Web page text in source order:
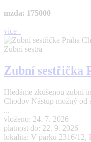
mzda: 175000
více
Zubní sestra
Zubní sestřička
Hledáme zkušenou zubní
Chodov Nástup možný od
...
vloženo: 24. 7. 2026
platnost do: 22. 9. 2026
lokalita: V parku 2316/12,